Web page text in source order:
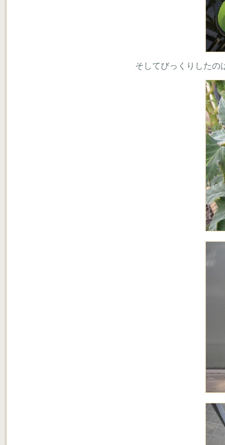
そしてびっくりしたの